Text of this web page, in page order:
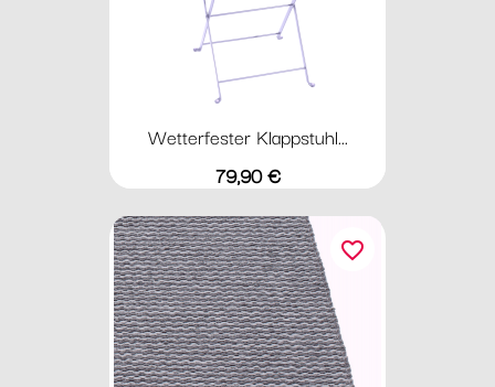
Wetterfester Klappstuhl...
Preis
79,90 €
favorite_border